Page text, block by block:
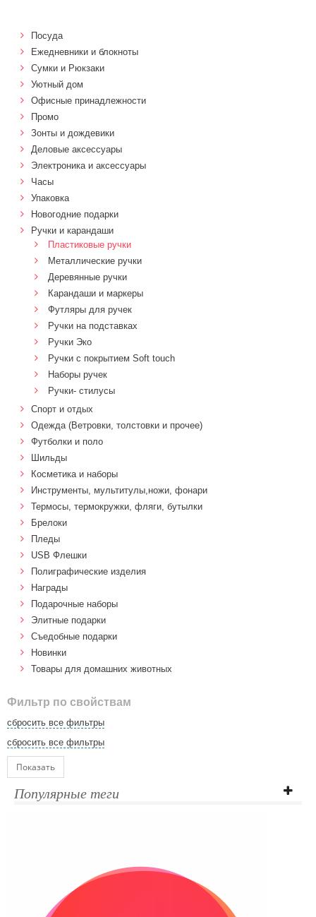
Посуда
Ежедневники и блокноты
Сумки и Рюкзаки
Уютный дом
Офисные принадлежности
Промо
Зонты и дождевики
Деловые аксессуары
Электроника и аксессуары
Часы
Упаковка
Новогодние подарки
Ручки и карандаши
Пластиковые ручки
Металлические ручки
Деревянные ручки
Карандаши и маркеры
Футляры для ручек
Ручки на подставках
Ручки Эко
Ручки с покрытием Soft touch
Наборы ручек
Ручки- стилусы
Спорт и отдых
Одежда (Ветровки, толстовки и прочее)
Футболки и поло
Шильды
Косметика и наборы
Инструменты, мультитулы,ножи, фонари
Термосы, термокружки, фляги, бутылки
Брелоки
Пледы
USB Флешки
Полиграфические изделия
Награды
Подарочные наборы
Элитные подарки
Cъедобные подарки
Новинки
Товары для домашних животных
Фильтр по свойствам
сбросить все фильтры
сбросить все фильтры
Показать
Популярные теги